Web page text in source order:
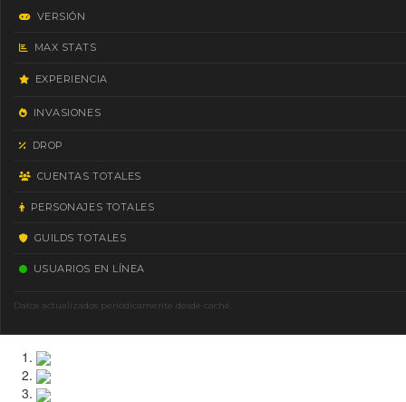
VERSIÓN
MAX STATS
EXPERIENCIA
INVASIONES
DROP
CUENTAS TOTALES
PERSONAJES TOTALES
GUILDS TOTALES
USUARIOS EN LÍNEA
Datos actualizados periódicamente desde caché.